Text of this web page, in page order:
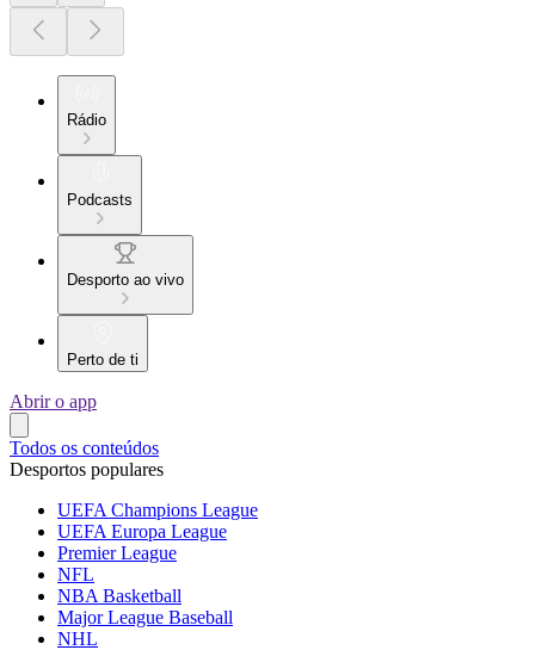
Rádio
Podcasts
Desporto ao vivo
Perto de ti
Abrir o app
Todos os conteúdos
Desportos populares
UEFA Champions League
UEFA Europa League
Premier League
NFL
NBA Basketball
Major League Baseball
NHL